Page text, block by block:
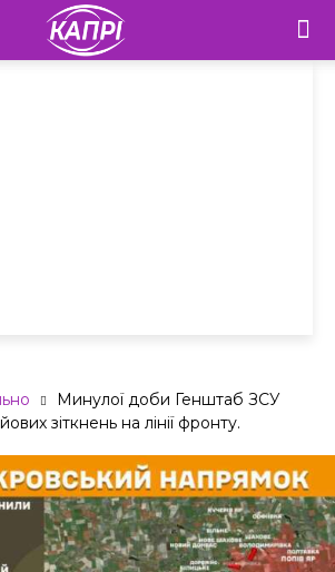
Минулої доби Генштаб ЗСУ
зіткнень на лінії фронту.